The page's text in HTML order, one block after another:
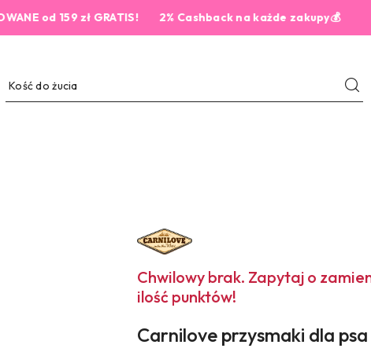
159 zł GRATIS! 2% Cashback na każde zakupy💰
NAZWA
PRODUCENTA:
CARNILOVE
Chwilowy brak. Zapytaj o
ilość punktów!
Carnilove przysmaki dla